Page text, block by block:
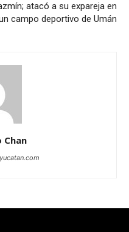
atacó a su expareja en
campo deportivo de Umán
Chan